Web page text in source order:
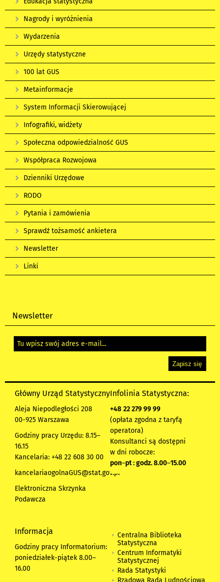
Nagrody i wyróżnienia
Wydarzenia
Urzędy statystyczne
100 lat GUS
Metainformacje
System Informacji Skierowującej
Infografiki, widżety
Społeczna odpowiedzialność GUS
Współpraca Rozwojowa
Dzienniki Urzędowe
RODO
Pytania i zamówienia
Sprawdź tożsamość ankietera
Newsletter
Linki
Newsletter
Główny Urząd Statystyczny
Aleja Niepodległości 208
00-925 Warszawa
Godziny pracy Urzędu: 8.15–
16.15
Kancelaria: +48 22 608 30 00
kancelariaogolnaGUS@stat.gov.pl
Elektroniczna Skrzynka
Podawcza
Infolinia Statystyczna:
+48 22 279 99 99
(opłata zgodna z taryfą
operatora)
Konsultanci są dostępni
w dni robocze:
pon–pt : godz. 8.00–15.00
Informacja
Godziny pracy Informatorium:
poniedziałek-piątek 8.00–
16.00
Centralna Biblioteka
Statystyczna
Centrum Informatyki
Statystycznej
Rada Statystyki
Rządowa Rada Ludnościowa